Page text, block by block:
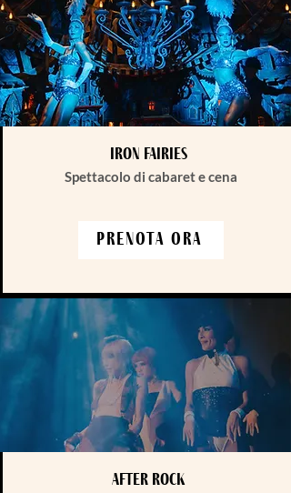
Iron Fairies
Spettacolo di cabaret e cena
Prenota ora
After rock